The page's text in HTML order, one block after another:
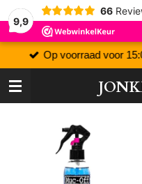
9,9
66
Op voorraad voor